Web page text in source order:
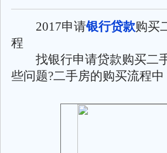
2017申请银行贷款购买
程
找银行申请贷款购买二手
些问题?二手房的购买流程